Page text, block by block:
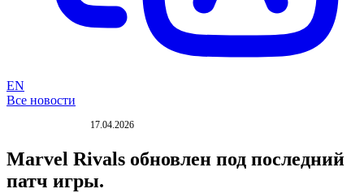
EN
Все новости
17.04.2026
Marvel Rivals обновлен под последний
патч игры.